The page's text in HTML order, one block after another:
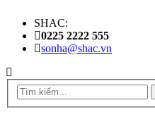
SHAC:
0225 2222 555
sonha@shac.vn